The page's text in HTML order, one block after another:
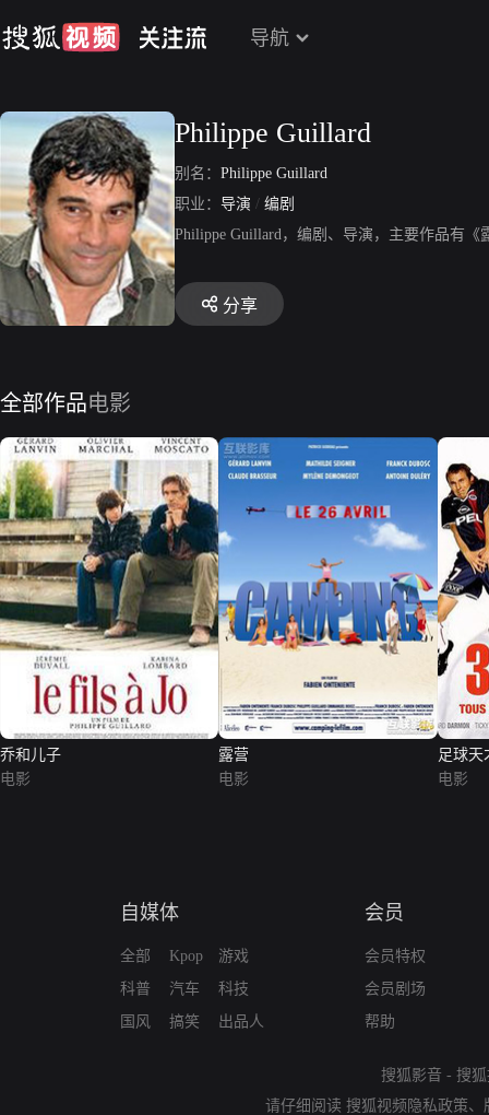
导航
Philippe Guillard
别名： Philippe Guillard
职业： 导演 / 编剧
Philippe Guillard，编剧、导演，主要作品有《
分享
全部作品电影
乔和儿子
电影
露营
电影
足球天
电影
自媒体
全部
科普
国风
Kpop
汽车
搞笑
游戏
科技
出品人
会员
会员特权
会员剧场
帮助
搜狐影音 - 搜
请仔细阅读 搜狐视频隐私政策、